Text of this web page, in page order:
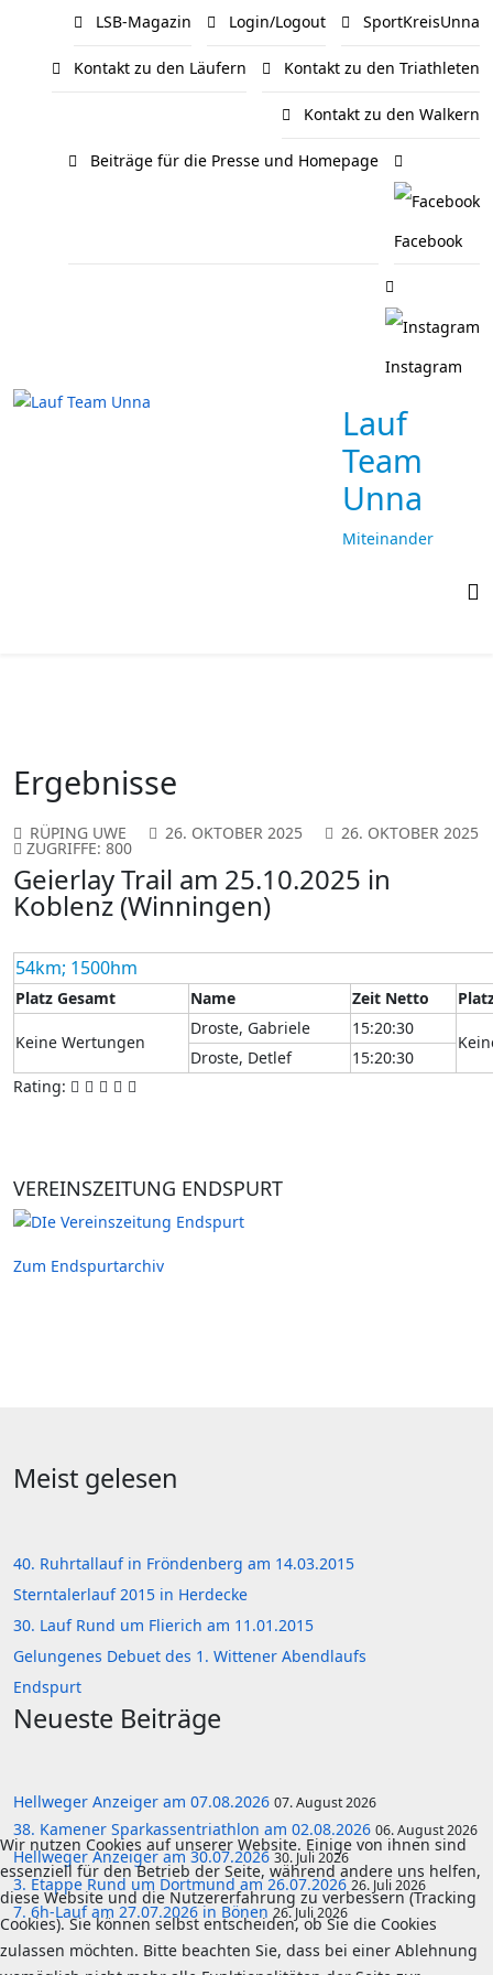
LSB-Magazin Login/Logout SportKreisUnna
Kontakt zu den Läufern Kontakt zu den Triathleten
Kontakt zu den Walkern
Beiträge für die Presse und Homepage
Facebook
Instagram
Lauf
Team
Unna
Miteinander
Ergebnisse
RÜPING UWE 26. OKTOBER 2025 26. OKTOBER 2025
ZUGRIFFE: 800
Geierlay Trail am 25.10.2025 in
Koblenz (Winningen)
54km; 1500hm
Platz Gesamt Name Zeit Netto
Keine Wertungen
Droste, Gabriele 15:20:30
Droste, Detlef
15:20:30
Rating:
VEREINSZEITUNG ENDSPURT
Zum Endspurtarchiv
Meist gelesen
40. Ruhrtallauf in Fröndenberg am 14.03.2015
Sterntalerlauf 2015 in Herdecke
30. Lauf Rund um Flierich am 11.01.2015
Gelungenes Debuet des 1. Wittener Abendlaufs
Endspurt
Neueste Beiträge
Hellweger Anzeiger am 07.08.2026 07. August 2026
38. Kamener Sparkassentriathlon am 02.08.2026 06. August 2026
Hellweger Anzeiger am 30.07.202630. Juli 2026
3. Etappe Rund um Dortmund am 26.07.2026 26. Juli 2026
7. 6h-Lauf am 27.07.2026 in Bönen 26. Juli 2026
Wir nutzen Cookies auf unserer Website. Einige von ihnen sind
essenziell für den Betrieb der Seite, während andere uns helfen,
diese Website und die Nutzererfahrung zu verbessern (Tracking
Cookies). Sie können selbst entscheiden, ob Sie die Cookies
zulassen möchten. Bitte beachten Sie, dass bei einer Ablehnung